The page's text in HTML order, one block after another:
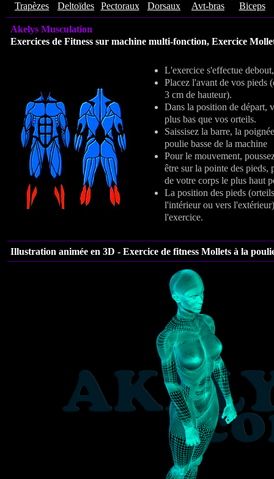
Trapèzes Deltoïdes Pectoraux Dorsaux Avt-bras Biceps
Akelys Musculation
Exercices de Fitness sur machine multi-fonction, Exercice
L'exercice s'effectue
Placez l'avant de vos pieds
3 cm de hauteur).
Dans la position de départ,
plus bas que vos orteils.
Saissisez la barre, la
poulie basse de la machine
Pour le mouvement,
être sur la pointe des pieds,
de votre corps le plus haut
La position des pieds
l'intérieur ou vers
l'exercice.
Illustration animée en 3D - Exercice de fitness Mollets à la